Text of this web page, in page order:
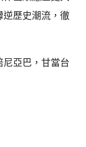
逆歷史潮流，徹
亞巴，甘當台